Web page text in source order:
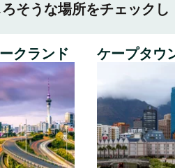
そうな場所をチェックし
クランド ケープタウ